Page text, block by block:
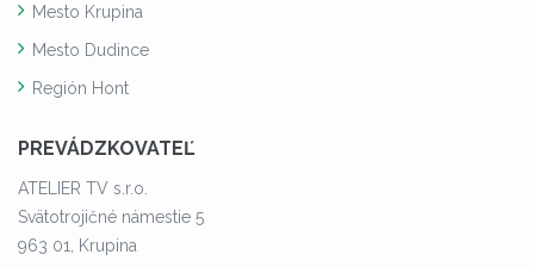
Mesto Krupina
Mesto Dudince
Región Hont
PREVÁDZKOVATEĽ
ATELIER TV s.r.o.
Svätotrojičné námestie 5
963 01, Krupina